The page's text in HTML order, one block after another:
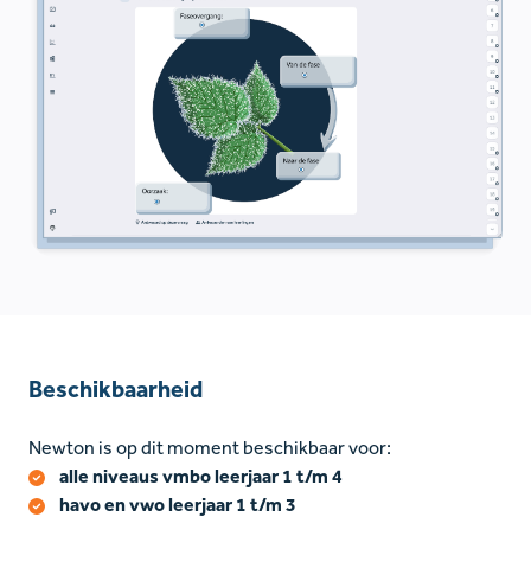
Beschikbaarheid
Newton is op dit moment beschikbaar voor:
alle niveaus vmbo leerjaar 1 t/m 4
havo en vwo leerjaar 1 t/m 3